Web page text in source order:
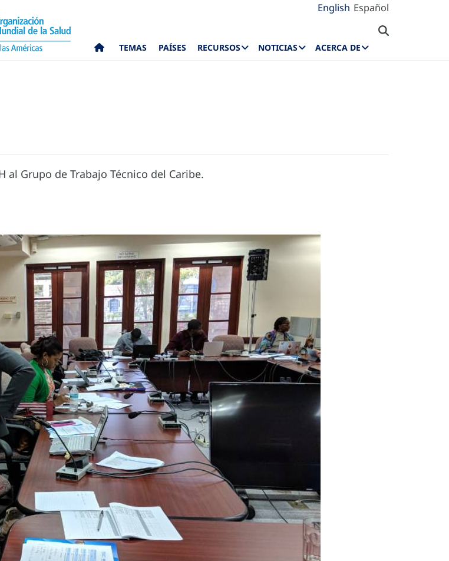
English Español
TEMAS PAÍSES RECURSOS NOTICIAS ACERCA DE
Grupo de Trabajo Técnico del Caribe.